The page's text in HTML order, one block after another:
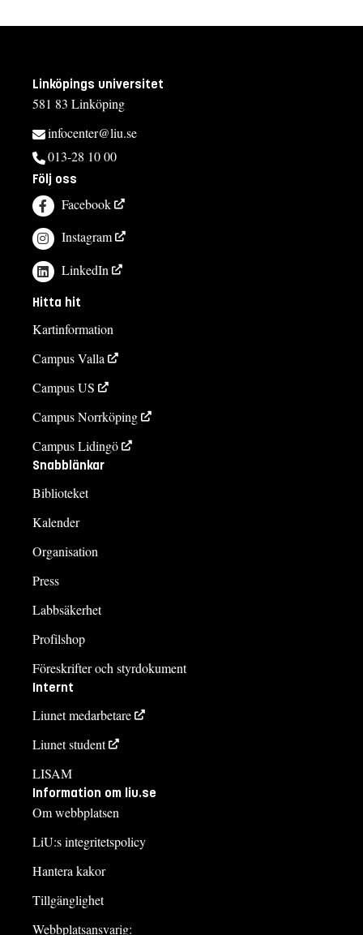
Linköpings universitet
581 83 Linköping
infocenter@liu.se
013-28 10 00
Följ oss
Facebook
Instagram
LinkedIn
Hitta hit
Kartinformation
Campus Valla
Campus US
Campus Norrköping
Campus Lidingö
Snabblänkar
Biblioteket
Kalender
Organisation
Press
Labbsäkerhet
Profilshop
Föreskrifter och styrdokument
Internt
Liunet medarbetare
Liunet student
LISAM
Information om liu.se
Om webbplatsen
LiU:s integritetspolicy
Hantera kakor
Tillgänglighet
Webbplatsansvarig: